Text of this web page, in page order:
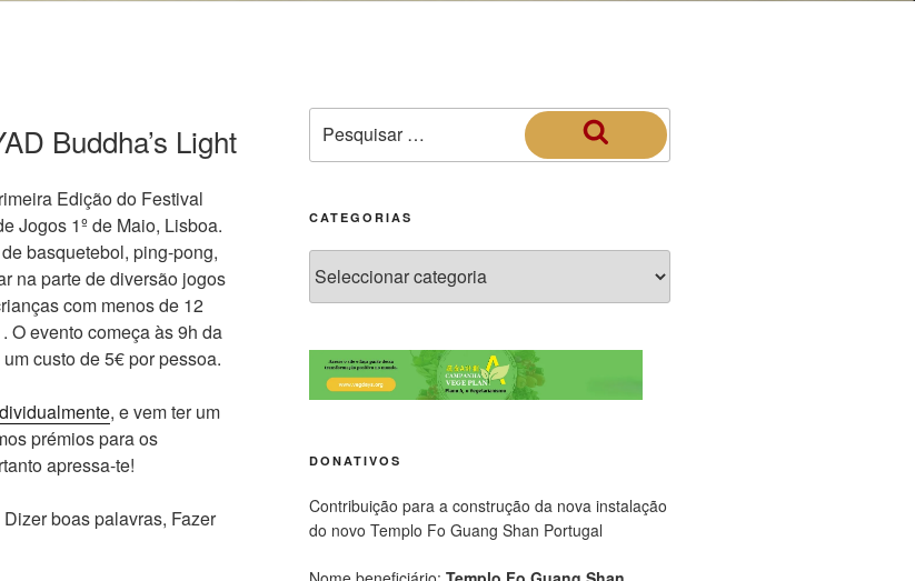
Buddha’s Light
Edição do Festival
Jogos 1º de Maio, Lisboa.
basquetebol, ping-pong,
na parte de diversão jogos
com menos de 12
O evento começa às 9h da
custo de 5€ por pessoa.
, e vem ter um
prémios para os
apressa-te!
boas palavras, Fazer
CATEGORIAS
DONATIVOS
Contribuição para a construção da nova instalação
do novo Templo Fo Guang Shan Portugal